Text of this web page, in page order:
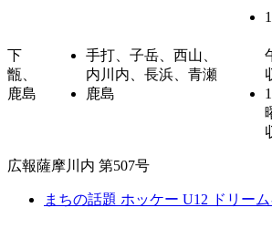
下
甑、
鹿島
手打、子岳、西山、
内川内、長浜、青瀬
鹿島
広報薩摩川内 第507号
まちの話題 ホッケー U12 ドリー